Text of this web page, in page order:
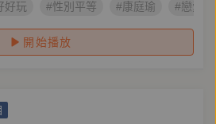
好玩 #性別平等 #康庭瑜 #戀愛
開始播放